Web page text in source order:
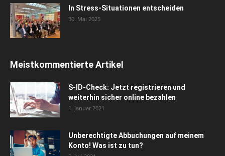
In Stress-Situationen entscheiden
30. Mai 2025
Meistkommentierte Artikel
S-ID-Check: Jetzt registrieren und
weiterhin sicher online bezahlen
1. Januar 2021
Unberechtigte Abbuchungen auf meinem
Konto! Was ist zu tun?